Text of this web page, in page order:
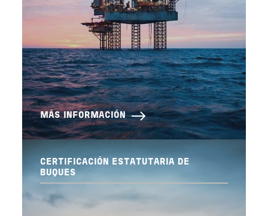
MÁS INFORMACIÓN
CERTIFICACIÓN ESTATUTARIA DE
BUQUES